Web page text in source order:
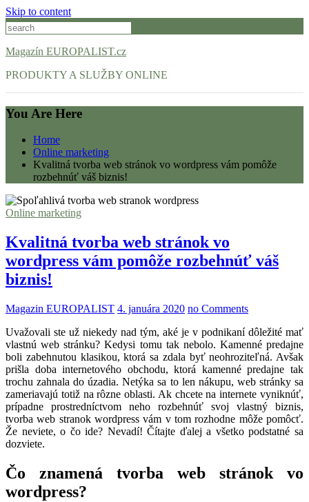
Skip to content
Magazín EUROPALIST.cz
PRODUKTY A SLUŽBY ONLINE
You Are Here
Home
Online marketing
Kvalitná tvorba web stránok vo wordpress vám pomôže
rozbehnúť váš biznis!
Online marketing
Kvalitná tvorba web stránok vo
wordpress vám pomôže rozbehnúť váš
biznis!
Magazin EUROPALIST 4. januára 2020 no Comments
Uvažovali ste už niekedy nad tým, aké je v podnikaní dôležité mať
vlastnú web stránku? Kedysi tomu tak nebolo. Kamenné predajne
boli zabehnutou klasikou, ktorá sa zdala byť neohroziteľná. Avšak
prišla doba internetového obchodu, ktorá kamenné predajne tak
trochu zahnala do úzadia. Netýka sa to len nákupu, web stránky sa
zameriavajú totiž na rôzne oblasti. Ak chcete na internete vyniknúť,
prípadne prostredníctvom neho rozbehnúť svoj vlastný biznis,
tvorba web stranok wordpress vám v tom rozhodne môže pomôcť.
Že neviete, o čo ide? Nevadí! Čítajte ďalej a všetko podstatné sa
dozviete.
Čo znamená tvorba web stránok vo
wordpress?